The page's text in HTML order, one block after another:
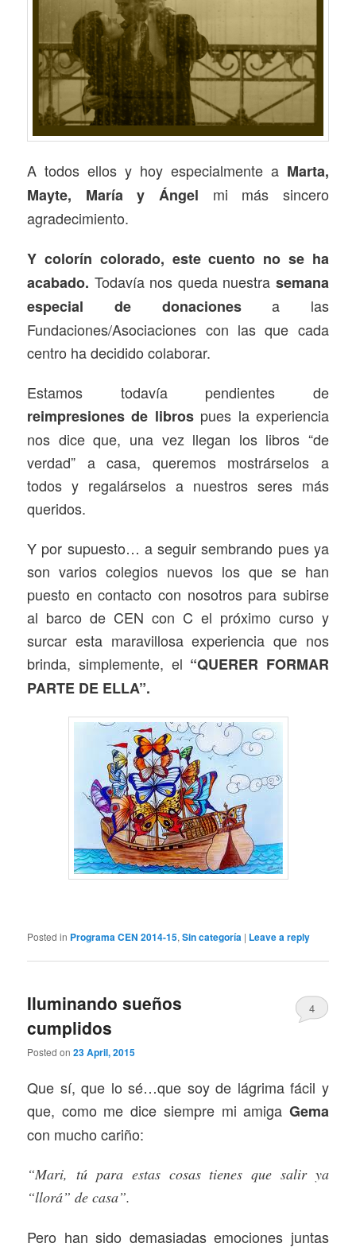
A todos ellos y hoy especialmente a Marta,
Mayte, María y Ángel mi más sincero
agradecimiento.
Y colorín colorado, este cuento no se ha
acabado. Todavía nos queda nuestra semana
especial de donacionesa las
Fundaciones/Asociaciones con las que cada
centro ha decidido colaborar.
Estamos todavía pendientes de
reimpresiones de librospues la experiencia
nos dice que, una vez llegan los libros “de
verdad” a casa, queremos mostrárselos a
todos y regalárselos a nuestros seres más
queridos.
Y por supuesto… a seguir sembrando pues ya
son varios colegios nuevos los que se han
puesto en contacto con nosotros para subirse
al barco de CEN con C el próximo curso y
surcar esta maravillosa experiencia que nos
brinda, simplemente, el “QUERER FORMAR
PARTE DE ELLA”.
Posted in Programa CEN 2014-15,Sin categoría | Leave a reply
Iluminando sueños
cumplidos
Posted on23 April, 2015
4
Que sí, que lo sé…que soy de lágrima fácil y
que, como me dice siempre mi amiga Gema
con mucho cariño:
“Mari, tú para estas cosas tienes que salir ya
“llorá” de casa”.
Pero han sido demasiadas emociones juntas